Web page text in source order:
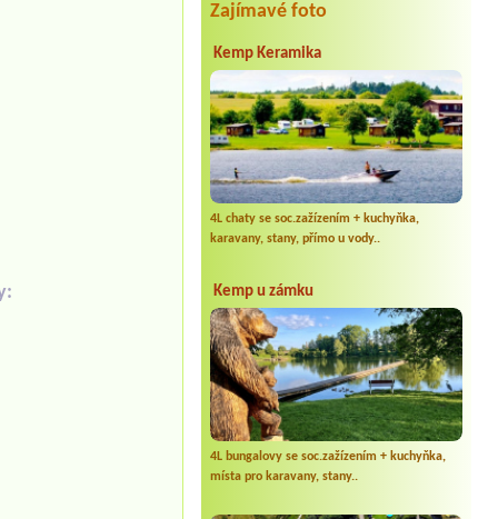
Zajímavé foto
Kemp Keramika
4L chaty se soc.zažízením + kuchyňka,
karavany, stany, přímo u vody..
Kemp u zámku
4L bungalovy se soc.zažízením + kuchyňka,
místa pro karavany, stany..